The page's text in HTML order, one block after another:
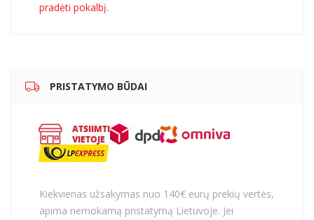
pradėti pokalbį.
PRISTATYMO BŪDAI
Kiekvienas užsakymas nuo 140€ eurų prekių vertės,
apima nemokamą pristatymą Lietuvoje. Jei